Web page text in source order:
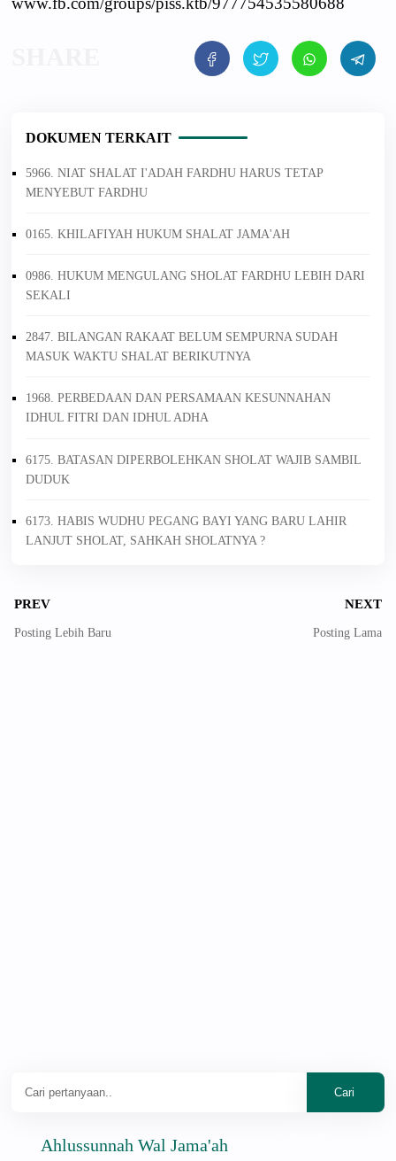
DOKUMEN TERKAIT
5966. NIAT SHALAT I'ADAH FARDHU HARUS TETAP
MENYEBUT FARDHU
0165. KHILAFIYAH HUKUM SHALAT JAMA'AH
0986. HUKUM MENGULANG SHOLAT FARDHU LEBIH DARI
SEKALI
2847. BILANGAN RAKAAT BELUM SEMPURNA SUDAH
MASUK WAKTU SHALAT BERIKUTNYA
1968. PERBEDAAN DAN PERSAMAAN KESUNNAHAN
IDHUL FITRI DAN IDHUL ADHA
6175. BATASAN DIPERBOLEHKAN SHOLAT WAJIB SAMBIL
DUDUK
6173. HABIS WUDHU PEGANG BAYI YANG BARU LAHIR
LANJUT SHOLAT, SAHKAH SHOLATNYA ?
PREV
Posting Lebih Baru
NEXT
Posting Lama
Ahlussunnah Wal Jama'ah